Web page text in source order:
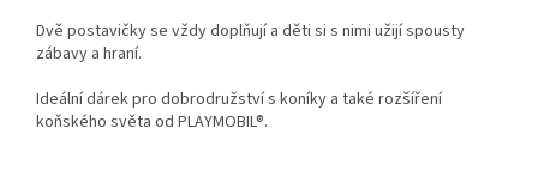
Dvě postavičky se vždy doplňují a děti si s nimi užijí spousty
zábavy a hraní.
Ideální dárek pro dobrodružství s koníky a také rozšíření
koňského světa od PLAYMOBIL®.